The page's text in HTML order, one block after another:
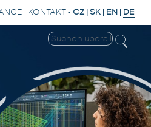
| KONTAKT- CZ |SK | EN | DE